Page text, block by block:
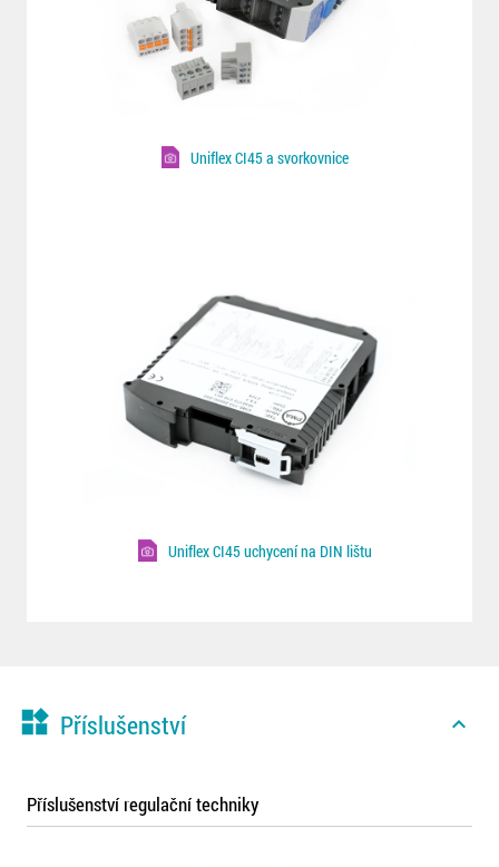
Uniflex CI45 a svorkovnice
Uniflex CI45 uchycení na DIN lištu
widgets Příslušenství expand_less
Příslušenství regulační techniky